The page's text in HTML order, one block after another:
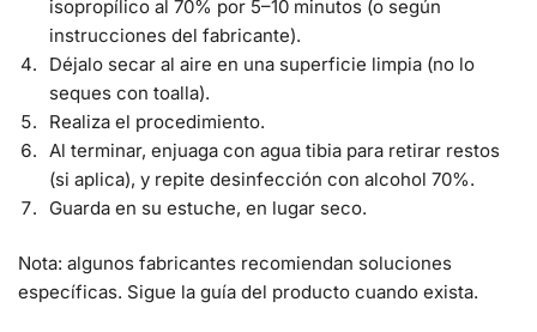
isopropílico al 70% por 5–10 minutos (o según
instrucciones del fabricante).
Déjalo secar al aire en una superficie limpia (no lo
seques con toalla).
Realiza el procedimiento.
Al terminar, enjuaga con agua tibia para retirar restos
(si aplica), y repite desinfección con alcohol 70%.
Guarda en su estuche, en lugar seco.
Nota: algunos fabricantes recomiendan soluciones
específicas. Sigue la guía del producto cuando exista.